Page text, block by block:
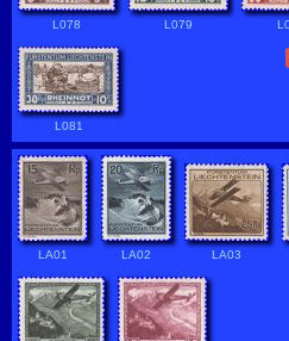
L078 L079
L081
LA01 LA02 LA03